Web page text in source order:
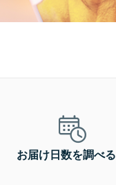
お届け日数を調べる